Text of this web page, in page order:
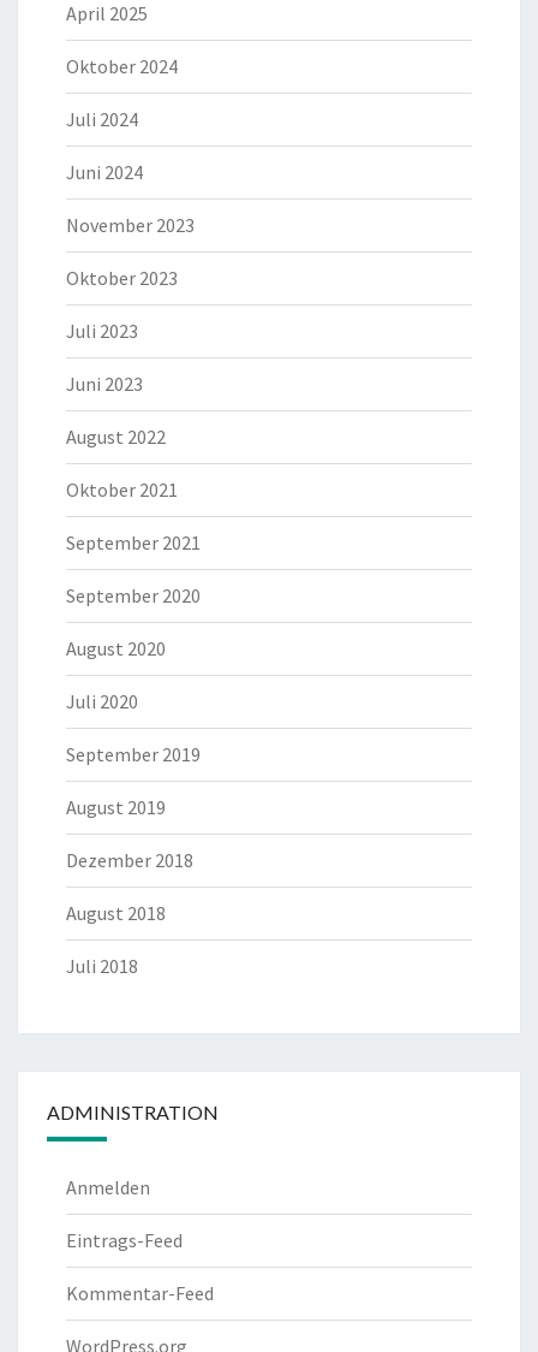
April 2025
Oktober 2024
Juli 2024
Juni 2024
November 2023
Oktober 2023
Juli 2023
Juni 2023
August 2022
Oktober 2021
September 2021
September 2020
August 2020
Juli 2020
September 2019
August 2019
Dezember 2018
August 2018
Juli 2018
ADMINISTRATION
Anmelden
Eintrags-Feed
Kommentar-Feed
WordPress.org